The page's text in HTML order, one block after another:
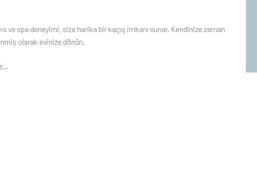
ve spa deneyimi, size harika bir kaçış imkanı sunar. Kendinize zaman
olarak evinize dönün.